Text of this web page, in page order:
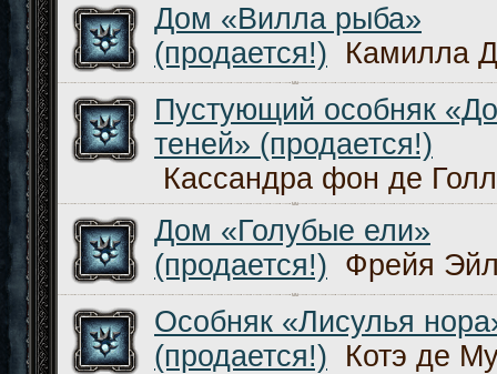
Дом «Вилла рыба»
(продается!)
Камилла
Пустующий особняк
теней» (продается!)
Кассандра фон де
Дом «Голубые ели»
(продается!) Фрейя
Особняк «Лисулья
(продается!)
Котэ де